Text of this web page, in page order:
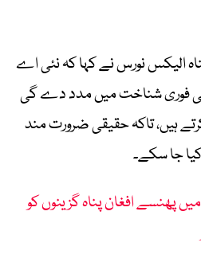
پناہ الیکس نورس نے کہا کہ نئی اے
کی فوری شناخت میں مدد دے گی
ہیں، تاکہ حقیقی ضرورت مند
جا سکے۔
پھنسے افغان پناہ گزینوں کو